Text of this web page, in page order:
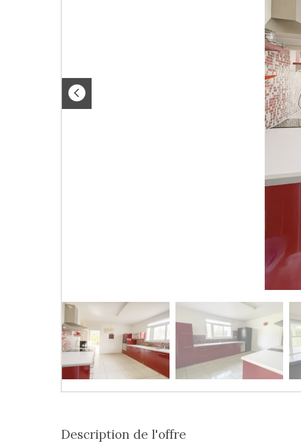
description de l'offre